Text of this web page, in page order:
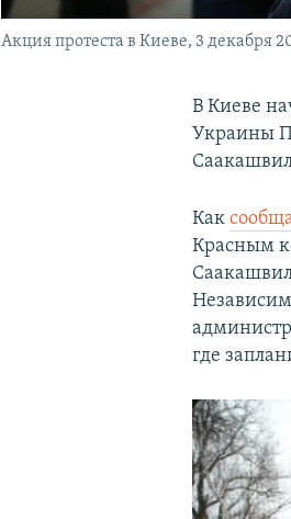
Акция протеста в Киеве, 3 декабря
В Киеве
Украины
Как
Красным
где